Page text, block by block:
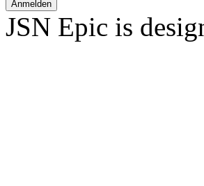
Anmelden
JSN Epic is